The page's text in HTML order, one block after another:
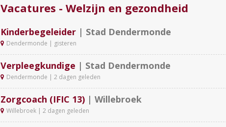
Vacatures - Welzijn en gezondheid
Kinderbegeleider | Stad Dendermonde
Dendermonde | gisteren
Verpleegkundige | Stad Dendermonde
Dendermonde | 2 dagen geleden
Zorgcoach (IFIC 13) | Willebroek
Willebroek | 2 dagen geleden